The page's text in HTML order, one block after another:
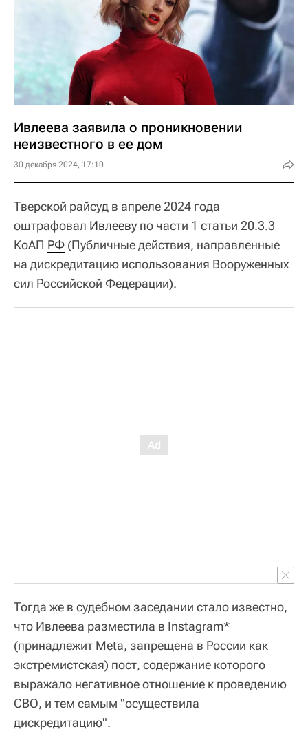
Ивлеева заявила о проникновении
неизвестного в ее дом
30 декабря 2024, 17:10
Тверской райсуд в апреле 2024 года
оштрафовал Ивлееву по части 1 статьи 20.3.3
КоАП РФ (Публичные действия, направленные
на дискредитацию использования Вооруженных
сил Российской Федерации).
Тогда же в судебном заседании стало известно,
что Ивлеева разместила в Instagram*
(принадлежит Metа, запрещена в России как
экстремистская) пост, содержание которого
выражало негативное отношение к проведению
СВО, и тем самым "осуществила
дискредитацию".